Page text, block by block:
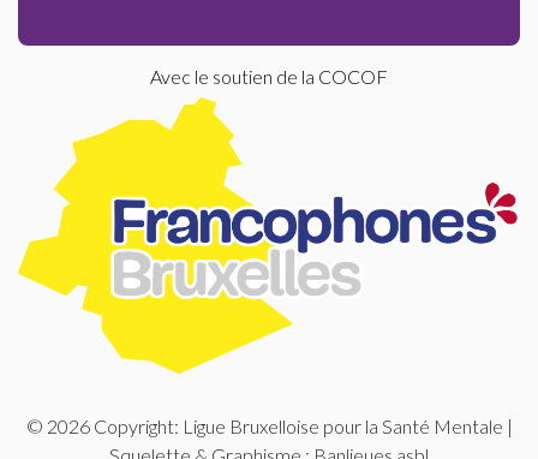
Avec le soutien de la COCOF
© 2026 Copyright: Ligue Bruxelloise pour la Santé Mentale |